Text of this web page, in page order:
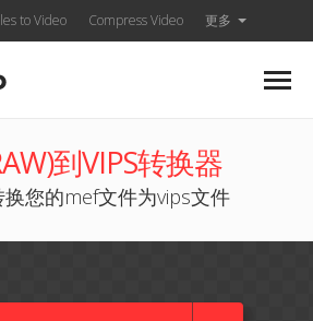
to Video Compress Video 更多
到VIPS转换器
您的mef文件为vips文件